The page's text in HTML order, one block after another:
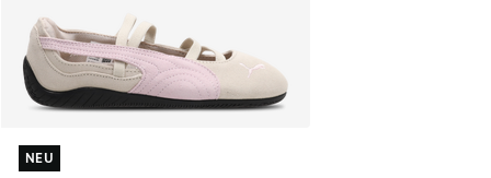
NEU
NEU